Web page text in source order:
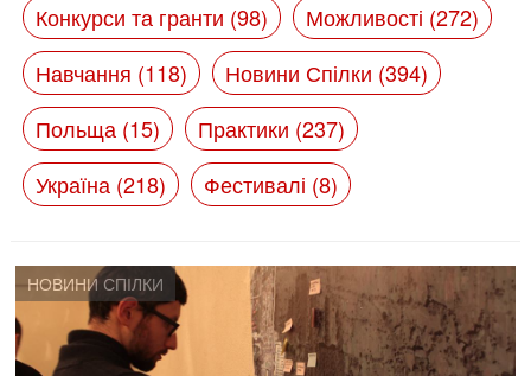
Конкурси та гранти (98)
Можливості (272)
Навчання (118)
Новини Спілки (394)
Польща (15)
Практики (237)
Україна (218)
Фестивалі (8)
НОВИНИ СПІЛКИ